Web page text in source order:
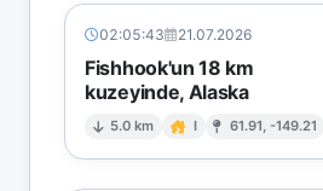
02:05:43 21.07.2026
Fishhook'un 18 km
kuzeyinde, Alaska
5.0 km I 61.91, -149.21